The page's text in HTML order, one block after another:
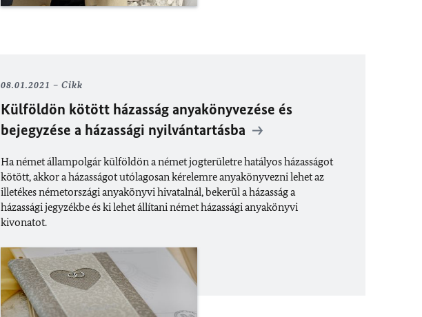
08.01.2021 Cikk
Külföldön kötött házasság anyakönyvezése és
bejegyzése a házassági nyilvántartásba
Ha német állampolgár külföldön a német jogterületre hatályos házasságot
kötött, akkor a házasságot utólagosan kérelemre anyakönyvezni lehet az
illetékes németországi anyakönyvi hivatalnál, bekerül a házasság a
házassági jegyzékbe és ki lehet állítani német házassági anyakönyvi
kivonatot.